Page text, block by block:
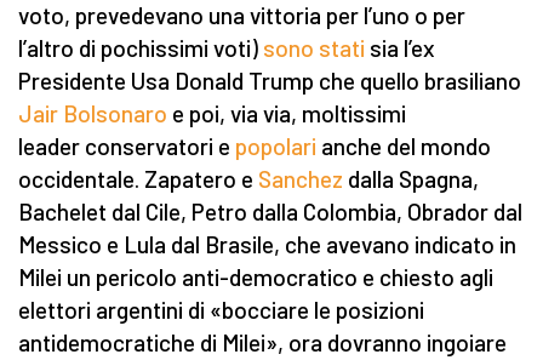
voto, prevedevano una vittoria per l’uno o per
l’altro di pochissimi voti) sono stati sia l’ex
Presidente Usa Donald Trump che quello brasiliano
Jair Bolsonaro e poi, via via, moltissimi
leader conservatori e popolari anche del mondo
occidentale. Zapatero e Sanchez dalla Spagna,
Bachelet dal Cile, Petro dalla Colombia, Obrador dal
Messico e Lula dal Brasile, che avevano indicato in
Milei un pericolo anti-democratico e chiesto agli
elettori argentini di «bocciare le posizioni
antidemocratiche di Milei», ora dovranno ingoiare